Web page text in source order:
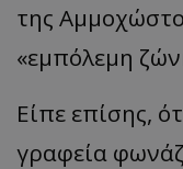
της
«εμπόλεμη
Είπε επίσης,
γραφεία